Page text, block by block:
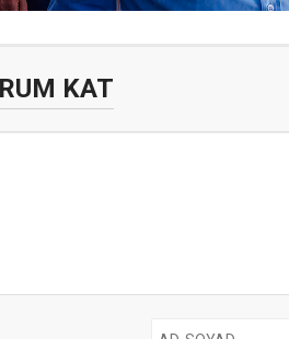
KAT